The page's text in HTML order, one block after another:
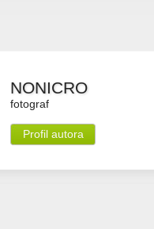
NONICRO
fotograf
Profil autora